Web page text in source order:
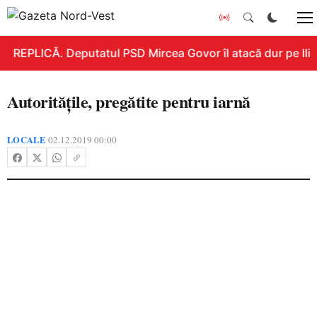
REPLICĂ. Deputatul PSD Mircea Govor îl atacă dur pe
Autoritățile, pregătite pentru iarnă
LOCALE•02.12.2019 00:00